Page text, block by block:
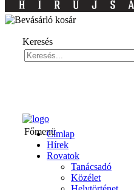
Keresés
FőmenüCímlap
Hírek
Rovatok
Tanácsadó
Közélet